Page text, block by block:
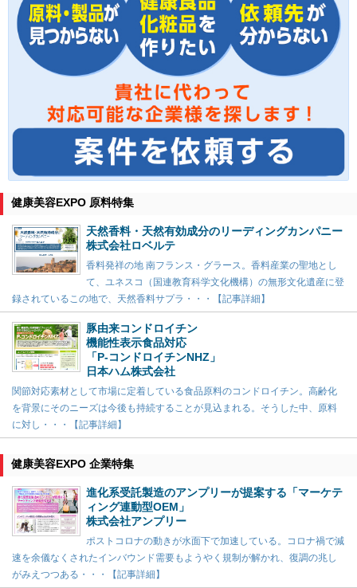
健康美容EXPO 原料特集
天然香料・天然有効成分のリーディングカンパニー
株式会社ロベルテ
香料発祥の地 南フランス・グラース。香料産業の聖地とし
て、ユネスコ（国連教育科学文化機構）の無形文化遺産に登
録されているこの地で、天然香料サプラ・・・【記事詳細】
豚由来コンドロイチン
機能性表示食品対応
「P-コンドロイチンNHZ」
日本ハム株式会社
関節対応素材として市場に定着している食品原料のコンドロイチン。高齢化
を背景にそのニーズは今後も持続することが見込まれる。そうした中、原料
に対し・・・【記事詳細】
健康美容EXPO 企業特集
進化系受託製造のアンプリーが提案する「マーケテ
ィング連動型OEM」
株式会社アンプリー
ポストコロナの動きが水面下で加速している。コロナ禍で減
速を余儀なくされたインバウンド需要もようやく規制が解かれ、復調の兆し
がみえつつある・・・【記事詳細】